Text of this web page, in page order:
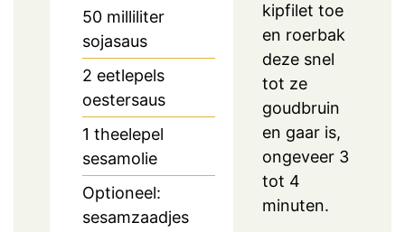
50 milliliter
sojasaus
2 eetlepels
oestersaus
1 theelepel
sesamolie
Optioneel:
sesamzaadjes
kipfilet toe
en roerbak
deze snel
tot ze
goudbruin
en gaar is,
ongeveer 3
tot 4
minuten.